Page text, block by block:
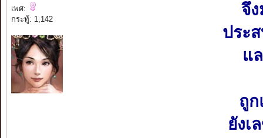
เพศ:
กระทู้: 1,142
จึ
ประ
แ
ถูก
ยังเ